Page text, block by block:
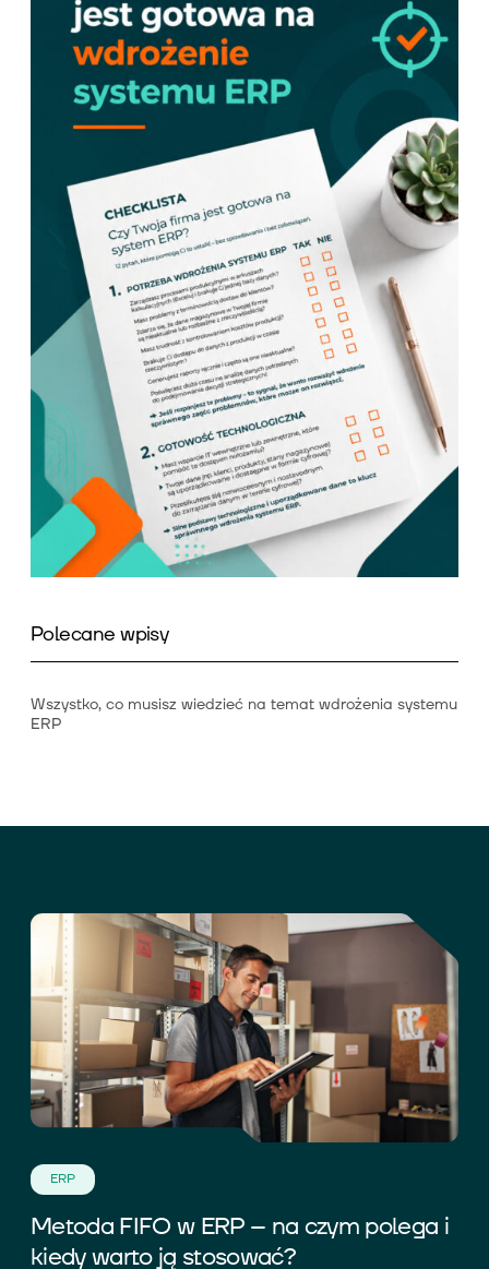
Polecane wpisy
Wszystko, co musisz wiedzieć na temat wdrożenia systemu
ERP
ERP
Metoda FIFO w ERP – na czym polega i
kiedy warto ją stosować?